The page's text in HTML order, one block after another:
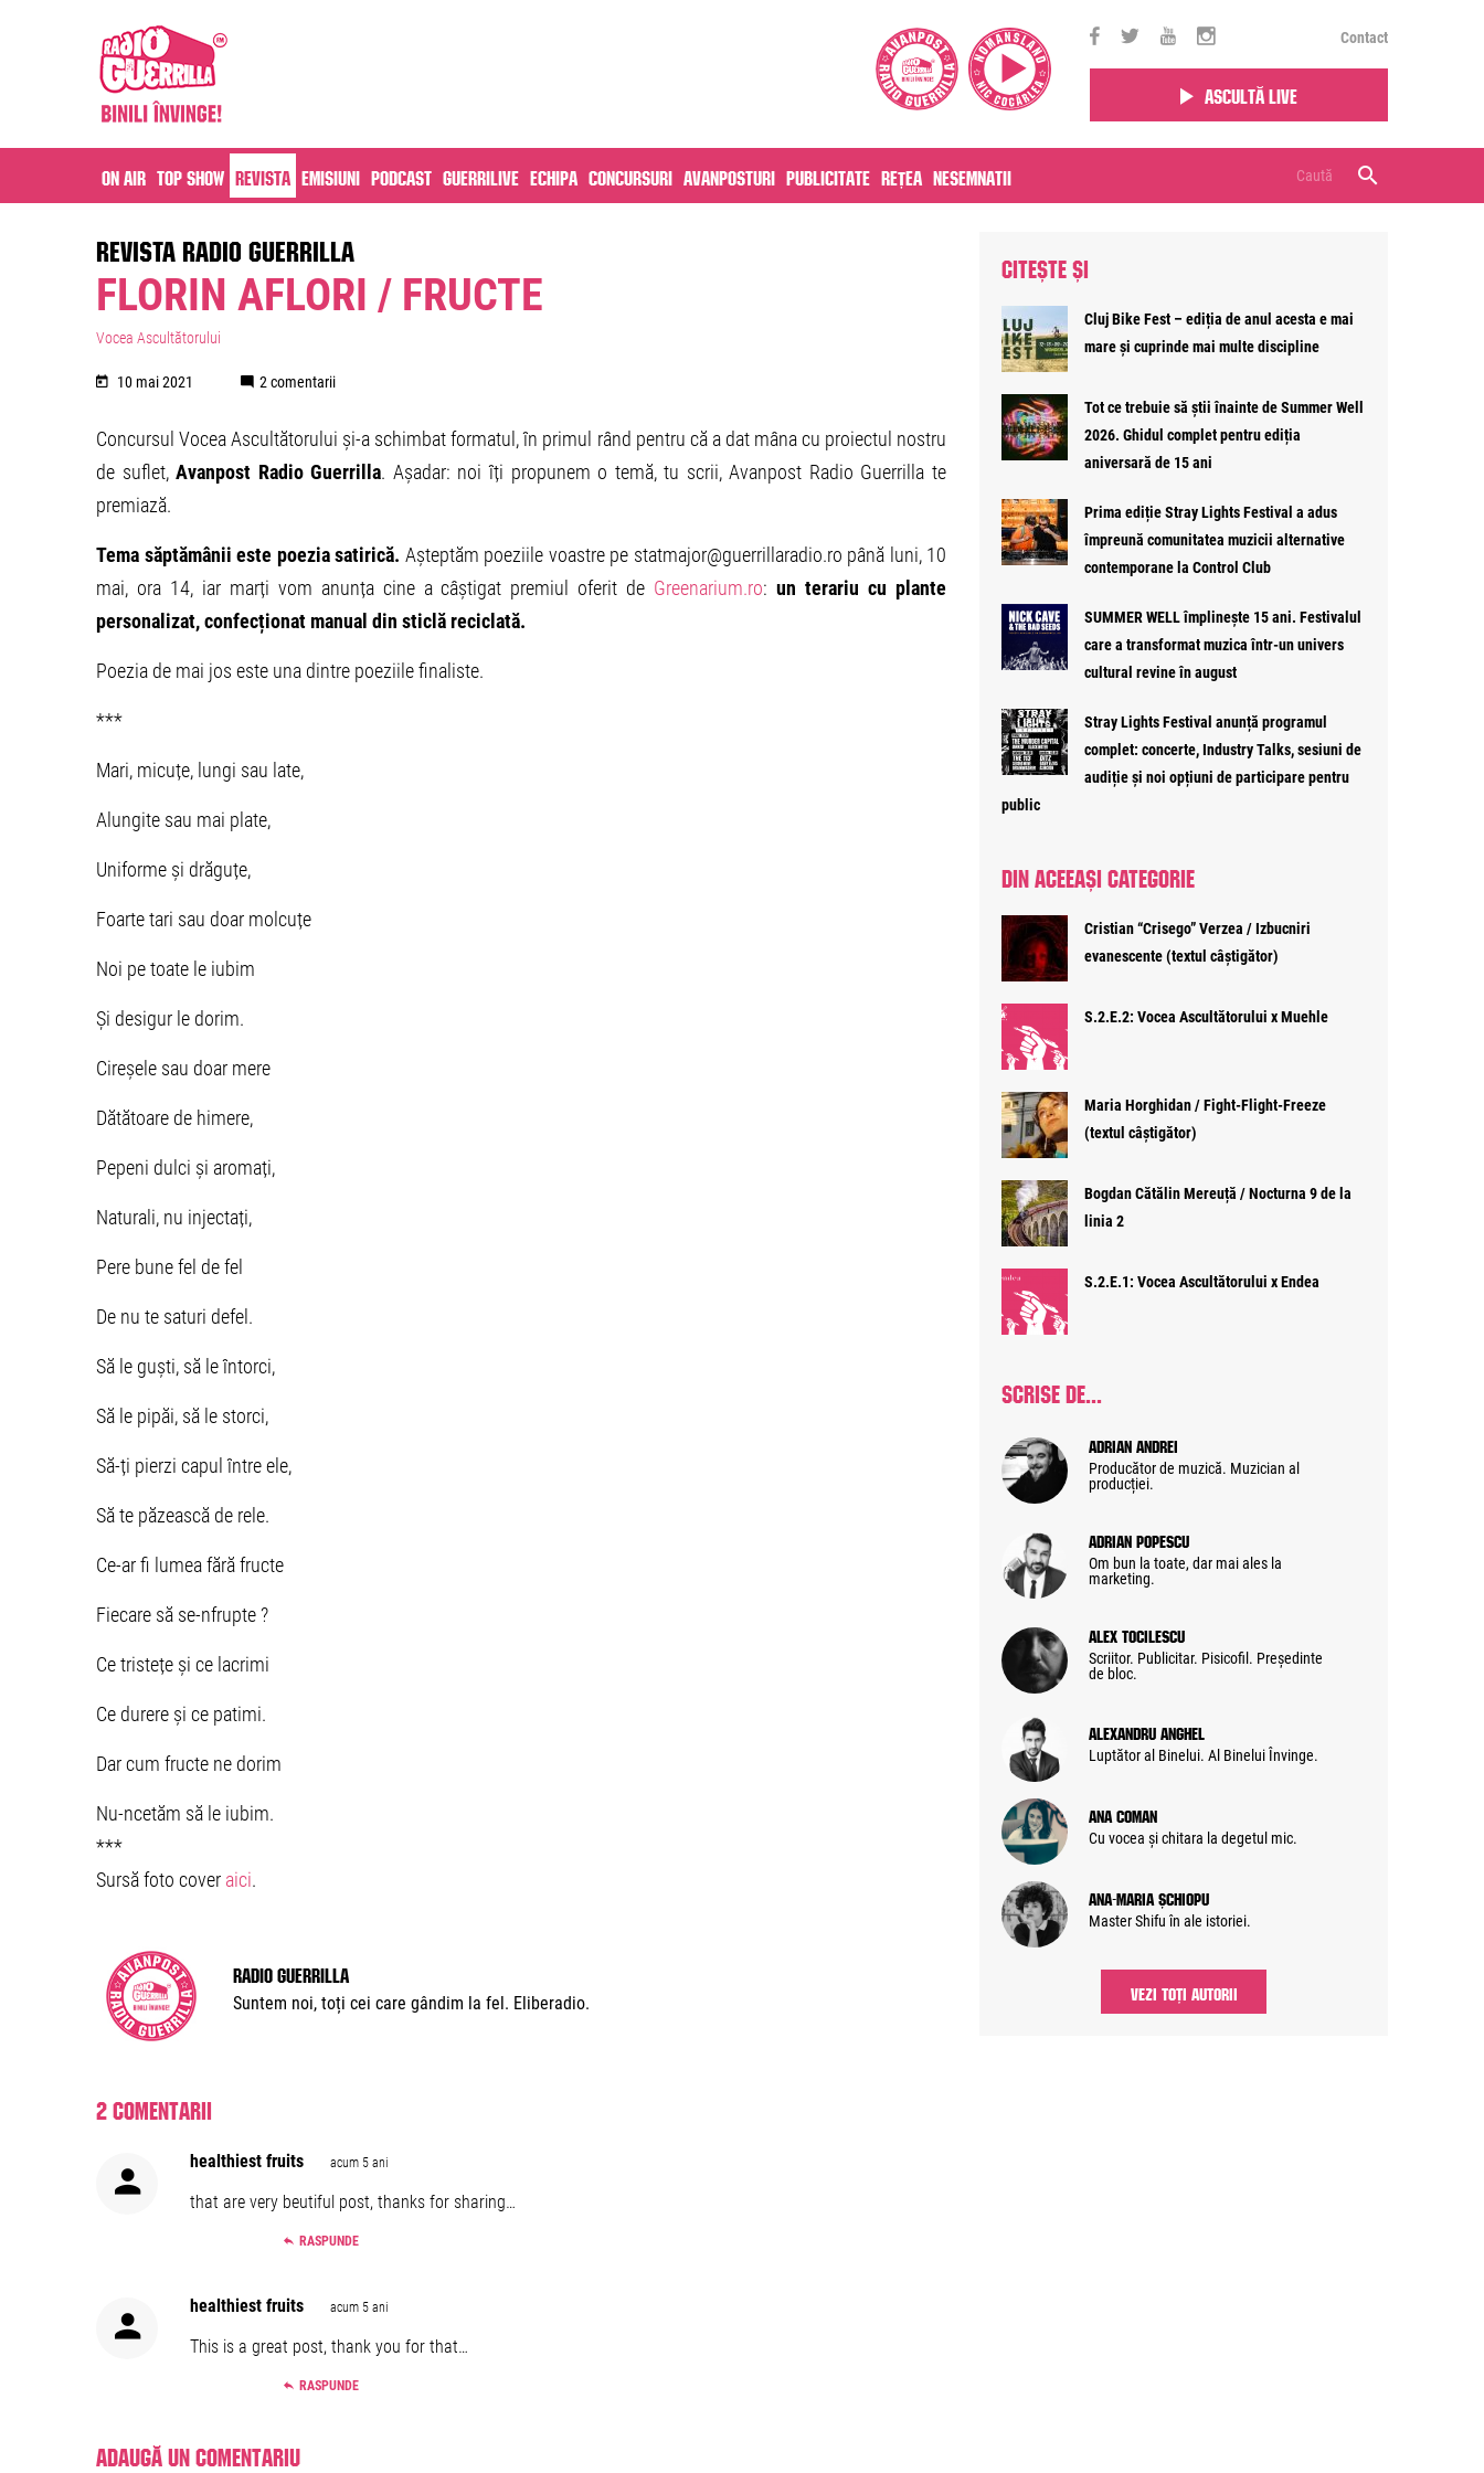
Contact
Ascultă live
On air Top Show Revista Emisiuni Podcast Guerrilive Echipa Concursuri Avanposturi Publicitate Rețea Nesemnatii
REVISTA RADIO GUERRILLA
FLORIN AFLORI / FRUCTE
Vocea Ascultătorului
10 mai 2021 2 comentarii
Concursul Vocea Ascultătorului și-a schimbat formatul, în primul rând pentru că a dat mâna cu proiectul nostru
de suflet,Avanpost Radio Guerrilla. Așadar: noi îți propunem o temă, tu scrii, Avanpost Radio Guerrilla te
premiază.
Tema săptămânii este poezia satirică. Așteptăm poeziile voastre pe statmajor@guerrillaradio.ro până luni, 10
mai, ora 14, iar marți vom anunța cine a câștigat premiul oferit de Greenarium.ro:un terariu cu plante
personalizat, confecționat manual din sticlă reciclată.
Poezia de mai jos este una dintre poeziile finaliste.
***
Mari, micuțe, lungi sau late,
Alungite sau mai plate,
Uniforme și drăguțe,
Foarte tari sau doar molcuțe
Noi pe toate le iubim
Și desigur le dorim.
Cireșele sau doar mere
Dătătoare de himere,
Pepeni dulci și aromați,
Naturali, nu injectați,
Pere bune fel de fel
De nu te saturi defel.
Să le guști, să le întorci,
Să le pipăi, să le storci,
Să-ți pierzi capul între ele,
Să te păzească de rele.
Ce-ar fi lumea fără fructe
Fiecare să se-nfrupte ?
Ce tristețe și ce lacrimi
Ce durere și ce patimi.
Dar cum fructe ne dorim
Nu-ncetăm să le iubim.
***
Sursă foto cover aici.
Radio Guerrilla
Suntem noi, toți cei care gândim la fel. Eliberadio.
2 comentarii
healthiest fruits acum 5 ani
that are very beutiful post, thanks for sharing…
RASPUNDE
healthiest fruits acum 5 ani
This is a great post, thank you for that…
RASPUNDE
Adaugă un comentariu
CITEȘTE ȘI
Cluj Bike Fest – ediția de anul acesta e mai
mare și cuprinde mai multe discipline
Tot ce trebuie să știi înainte de Summer Well
2026. Ghidul complet pentru ediția
aniversară de 15 ani
Prima ediție Stray Lights Festival a adus
împreună comunitatea muzicii alternative
contemporane la Control Club
SUMMER WELL împlinește 15 ani. Festivalul
care a transformat muzica într-un univers
cultural revine în august
Stray Lights Festival anunță programul
complet: concerte, Industry Talks, sesiuni de
audiție și noi opțiuni de participare pentru
public
DIN ACEEAȘI CATEGORIE
Cristian “Crisego” Verzea / Izbucniri
evanescente (textul câștigător)
S.2.E.2: Vocea Ascultătorului x Muehle
Maria Horghidan / Fight-Flight-Freeze
(textul câștigător)
Bogdan Cătălin Mereuță / Nocturna 9 de la
linia 2
S.2.E.1: Vocea Ascultătorului x Endea
SCRISE DE...
Adrian Andrei
Producător de muzică. Muzician al
producției.
Adrian Popescu
Om bun la toate, dar mai ales la
marketing.
Alex Tocilescu
Scriitor. Publicitar. Pisicofil. Președinte
de bloc.
Alexandru Anghel
Luptător al Binelui. Al Binelui Învinge.
Ana Coman
Cu vocea și chitara la degetul mic.
Ana-Maria Șchiopu
Master Shifu în ale istoriei.
VEZI TOȚI AUTORII